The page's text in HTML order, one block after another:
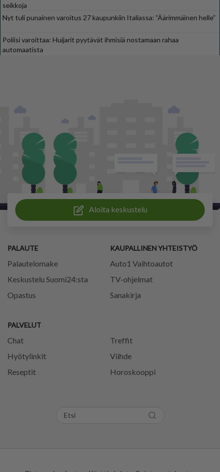
seikkoja
Nyt tuli punainen varoitus 27 kaupunkiin Italiassa: ”Äärimmäinen helle”
Poliisi varoittaa: Huijarit pyytävät ihmisiä nostamaan rahaa
automaatista
Aloita keskustelu
PALAUTE
Palautelomake
Keskustelu Suomi24:sta
Opastus
PALVELUT
Chat
Treffit
Hyötylinkit
Viihde
Reseptit
Horoskooppi
KAUPALLINEN YHTEISTYÖ
Auto1 Vaihtoautot
TV-ohjelmat
Sanakirja